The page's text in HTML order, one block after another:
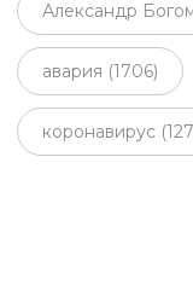
Александр
авария (1706)
коронавирус